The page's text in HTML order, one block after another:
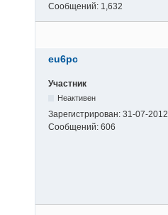
Сообщений: 1,632
eu6pc
Участник
Неактивен
Зарегистрирован: 31-07-2012
Сообщений: 606